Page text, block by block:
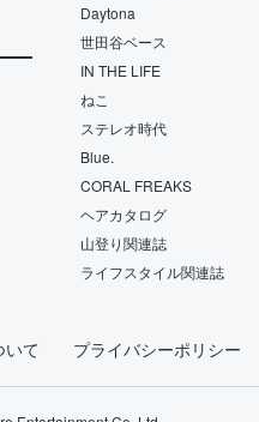
Daytona
世田谷ベース
IN THE LIFE
ねこ
ステレオ時代
Blue.
CORAL FREAKS
ヘアカタログ
山登り関連誌
ライフスタイル関連誌
いて プライバシーポリシー